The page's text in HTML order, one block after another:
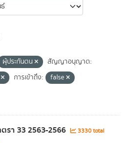
ผุ้ประกันตน
สัญญาอนุญาต:
การเข้าถึง:
false
รา 33 2563-2566
3330 total